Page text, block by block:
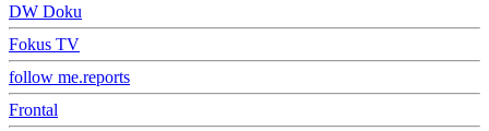
DW Doku
Fokus TV
follow me.reports
Frontal